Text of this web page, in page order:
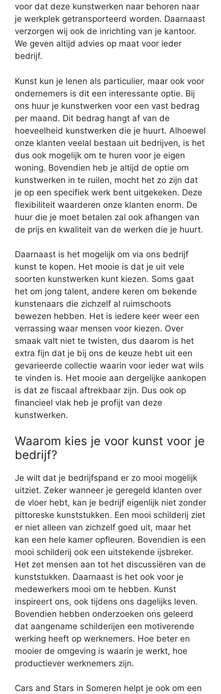
voor dat deze kunstwerken naar behoren naar
je werkplek getransporteerd worden. Daarnaast
verzorgen wij ook de inrichting van je kantoor.
We geven altijd advies op maat voor ieder
bedrijf.
Kunst kun je lenen als particulier, maar ook voor
ondernemers is dit een interessante optie. Bij
ons huur je kunstwerken voor een vast bedrag
per maand. Dit bedrag hangt af van de
hoeveelheid kunstwerken die je huurt. Alhoewel
onze klanten veelal bestaan uit bedrijven, is het
dus ook mogelijk om te huren voor je eigen
woning. Bovendien heb je altijd de optie om
kunstwerken in te ruilen, mocht het zo zijn dat
je op een specifiek werk bent uitgekeken. Deze
flexibiliteit waarderen onze klanten enorm. De
huur die je moet betalen zal ook afhangen van
de prijs en kwaliteit van de werken die je huurt.
Daarnaast is het mogelijk om via ons bedrijf
kunst te kopen. Het mooie is dat je uit vele
soorten kunstwerken kunt kiezen. Soms gaat
het om jong talent, andere keren om bekende
kunstenaars die zichzelf al ruimschoots
bewezen hebben. Het is iedere keer weer een
verrassing waar mensen voor kiezen. Over
smaak valt niet te twisten, dus daarom is het
extra fijn dat je bij ons de keuze hebt uit een
gevarieerde collectie waarin voor ieder wat wils
te vinden is. Het mooie aan dergelijke aankopen
is dat ze fiscaal aftrekbaar zijn. Dus ook op
financieel vlak heb je profijt van deze
kunstwerken.
Waarom kies je voor kunst voor je
bedrijf?
Je wilt dat je bedrijfspand er zo mooi mogelijk
uitziet. Zeker wanneer je geregeld klanten over
de vloer hebt, kan je bedrijf eigenlijk niet zonder
pittoreske kunststukken. Een mooi schilderij ziet
er niet alleen van zichzelf goed uit, maar het
kan een hele kamer opfleuren. Bovendien is een
mooi schilderij ook een uitstekende ijsbreker.
Het zet mensen aan tot het discussiëren van de
kunststukken. Daarnaast is het ook voor je
medewerkers mooi om te hebben. Kunst
inspireert ons, ook tijdens ons dagelijks leven.
Bovendien hebben onderzoeken ons geleerd
dat aangename schilderijen een motiverende
werking heeft op werknemers. Hoe beter en
mooier de omgeving is waarin je werkt, hoe
productiever werknemers zijn.
Cars and Stars in Someren helpt je ook om een